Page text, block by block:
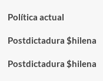
Política actual
Postdictadura $hilena
Postdictadura $hilena